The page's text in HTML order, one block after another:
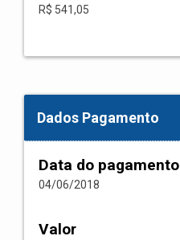
R$ 541,05
Dados Pagamento
Data do pagamento
04/06/2018
Valor